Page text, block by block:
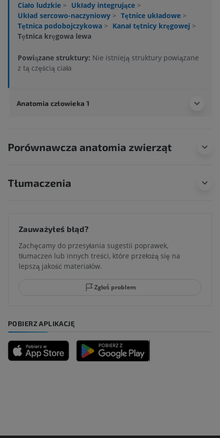
Ciało ludzkie > Układy integrujące >
Układ sercowo-naczyniowy > Tętnice układowe >
Tętnica podobojczykowa > Kanał tętnicy kręgowej >
Tętnica kręgowa lewa
Powiązane struktury: Nie istnieją struktury powiązane
z tą częścią ciała
Anatomia człowieka 1
Porównawcza anatomia zwierząt
Tłumaczenia
Zauważyłeś błąd?
Zachęcamy do przesyłania sugestii poprawek,
tłumaczeń lub innych treści, które przełożą się na
lepszą jakość materiałów.
Zgłoś problem
POBIERZ APLIKACJĘ